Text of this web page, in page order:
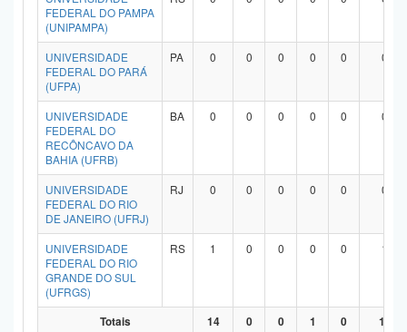
FEDERAL DO PAMPA
(UNIPAMPA)
UNIVERSIDADE
FEDERAL DO PARÁ
(UFPA)
PA 0 0 0 0 0 0
UNIVERSIDADE
FEDERAL DO
RECÔNCAVO DA
BAHIA (UFRB)
BA 0 0 0 0 0 0
UNIVERSIDADE
FEDERAL DO RIO
DE JANEIRO (UFRJ)
RJ 0 0 0 0 0 0
UNIVERSIDADE
FEDERAL DO RIO
GRANDE DO SUL
(UFRGS)
RS 1 0 0 0 0 1
Totais 14 0 0 1 0 11